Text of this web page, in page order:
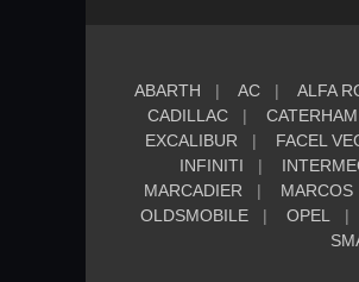
ABARTH
AC ALFA
CADILLAC
CATERHAM
EXCALIBUR
FACEL
INFINITI
MARCADIER
MARCOS
OLDSMOBILE
OPEL